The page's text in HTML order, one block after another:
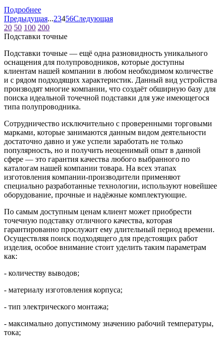
Подробнее
Предыдущая...23456Следующая
20 50 100 200
Подставки точные
Подставки точные — ещё одна разновидность уникального
оснащения для полупроводников, которые доступны
клиентам нашей компании в любом необходимом количестве
и с рядом подходящих характеристик. Данный вид устройства
производят многие компании, что создаёт обширную базу для
поиска идеальной точечной подставки для уже имеющегося
типа полупроводника.
Сотрудничество исключительно с проверенными торговыми
марками, которые занимаются данным видом деятельности
достаточно давно и уже успели заработать не только
популярность, но и получить неоценимый опыт в данной
сфере — это гарантия качества любого выбранного по
каталогам нашей компании товара. На всех этапах
изготовления компании-производители применяют
специально разработанные технологии, используют новейшее
оборудование, прочные и надёжные комплектующие.
По самым доступным ценам клиент может приобрести
точечную подставку отличного качества, которая
гарантированно прослужит ему длительный период времени.
Осуществляя поиск подходящего для предстоящих работ
изделия, особое внимание стоит уделить таким параметрам
как:
- количеству выводов;
- материалу изготовления корпуса;
- тип электрического монтажа;
- максимально допустимому значению рабочий температуры,
тока;